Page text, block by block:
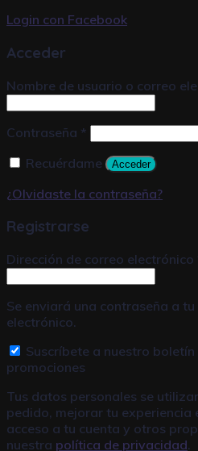
Login con Facebook
Acceder
Nombre de usuario o correo
Contraseña *
Recuérdame
Acceder
¿Olvidaste la contraseña?
Registrarse
Dirección de correo electrónico
Se enviará una contraseña a
electrónico.
Suscríbete a nuestro
promociones
Tus datos personales se
pedido, mejorar tu experiencia
acceso a tu cuenta y otros
nuestra política de privacidad.